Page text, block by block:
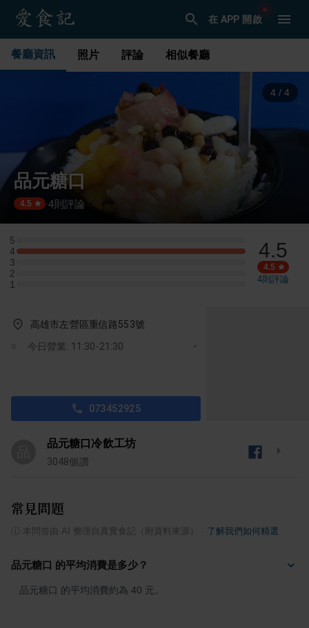
在 APP 開啟
餐廳資訊 照片 評論 相似餐廳
1 / 4
品元糖口
4.5 ·4則評論
5
5 星：0 則評論
4
4 星：1 則評論
3
3 星：0 則評論
2
2 星：0 則評論
1
1 星：0 則評論
4.5
4.5
4則評論
高雄市左營區重信路553號
今日營業: 11:30-21:30
073452925
品元糖口冷飲工坊
3048個讚
常見問題
本問答由 AI 整理自真實食記（附資料來源） 了解我們如何精選
品元糖口 的平均消費是多少？
品元糖口 的平均消費約為 40 元。